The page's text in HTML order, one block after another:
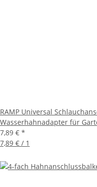
RAMP Universal
Wasserhahnadapter für
7,89 € *
7,89 € / 1